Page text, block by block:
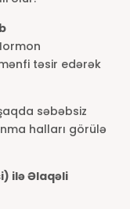
təsir edərək
səbəbsiz
halları görülə
ilə Əlaqəli